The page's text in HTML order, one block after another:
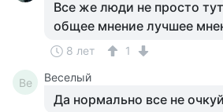
Все же люди не просто
общее мнение лучшее
8 лет 1
Ве Веселый
Да нормально все не очкуй